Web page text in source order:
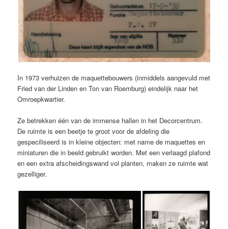
In 1973 verhuizen de maquettebouwers (inmiddels aangevuld met
Fried van der Linden en Ton van Roemburg) eindelijk naar het
Omroepkwartier.
Ze betrekken één van de immense hallen in het Decorcentrum.
De ruimte is een beetje te groot voor de afdeling die
gespeciliseerd is in kleine objecten: met name de maquettes en
miniaturen die in beeld gebruikt worden. Met een verlaagd plafond
en een extra afscheidingswand vol planten, maken ze ruimte wat
gezelliger.